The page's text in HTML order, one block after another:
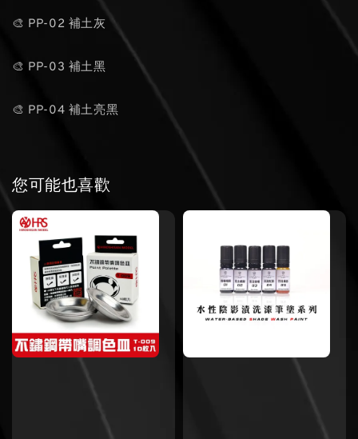
🎨 PP-02 補土灰
🎨 PP-03 補土黑
🎨 PP-04 補土亮黑
您可能也喜歡